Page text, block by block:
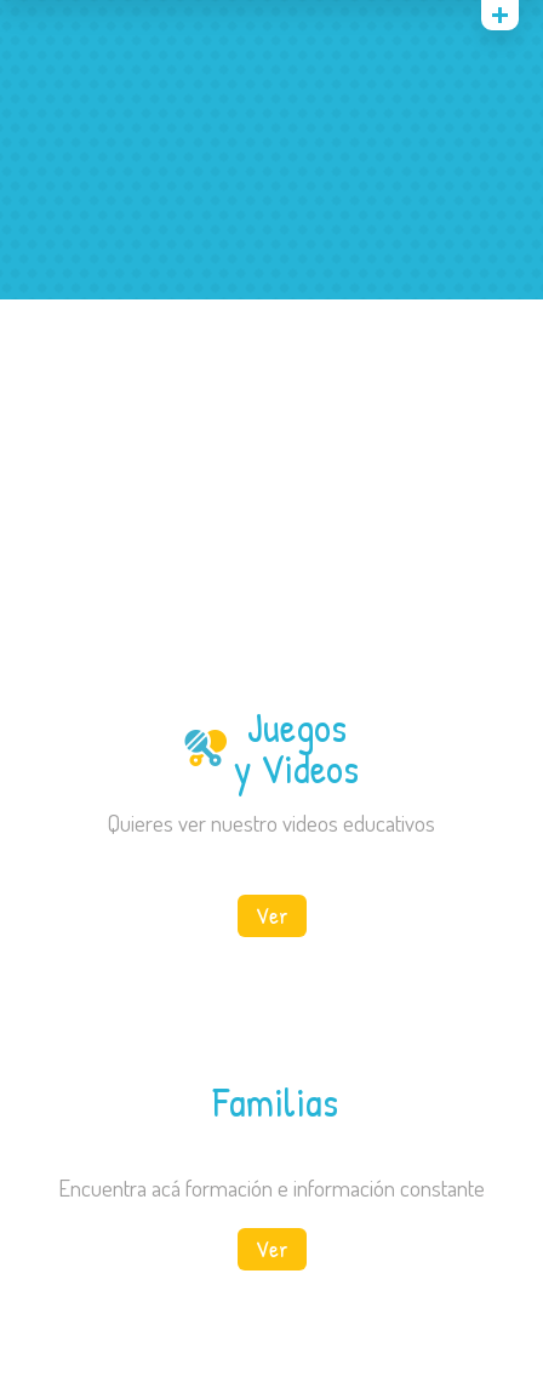
Juegos
y Videos
Quieres ver nuestro videos educativos
Ver
Familias
Encuentra acá formación e información constante
Ver